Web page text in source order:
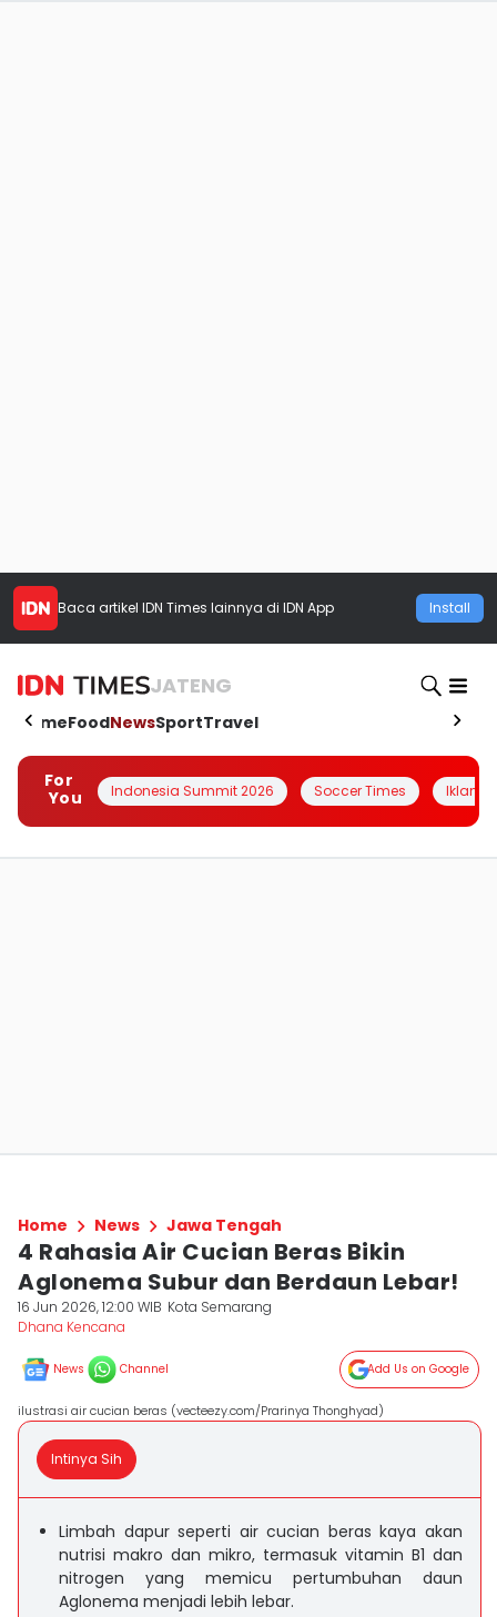
Baca artikel IDN Times lainnya di IDN App Install
JATENG
HomeFoodNewsSportTravel
For
You
Indonesia Summit 2026 Soccer Times Iklanin
Home News Jawa Tengah
4 Rahasia Air Cucian Beras Bikin
Aglonema Subur dan Berdaun Lebar!
16 Jun 2026, 12:00 WIB Kota Semarang
Dhana Kencana
News Channel Add Us on Google
ilustrasi air cucian beras (vecteezy.com/Prarinya Thonghyad)
Intinya Sih
Limbah dapur seperti air cucian beras kaya akan
nutrisi makro dan mikro, termasuk vitamin B1 dan
nitrogen yang memicu pertumbuhan daun
Aglonema menjadi lebih lebar.